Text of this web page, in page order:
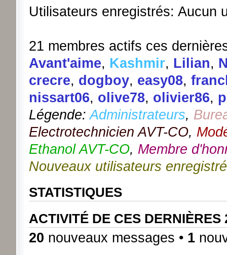
Utilisateurs enregistrés: Aucun
21 membres actifs ces
Avant'aime, Kashmir, Lilian,
crecre, dogboy, easy08,
nissart06, olive78, olivier86,
Légende:Administrateurs,
Electrotechnicien AVT-CO,
Ethanol AVT-CO, Membre
Nouveaux utilisateurs
STATISTIQUES
ACTIVITÉ DE CES DERNIÈRES
20 nouveaux messages • 1